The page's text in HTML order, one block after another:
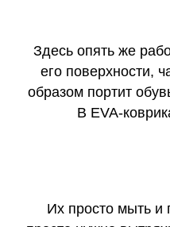
Здесь опять же
его поверхности,
образом портит
В EVA-
Их просто мыть и